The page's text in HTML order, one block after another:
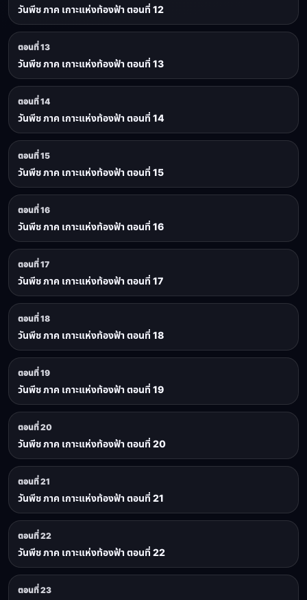
วันพีช ภาค เกาะแห่งท้องฟ้า ตอนที่ 12
ตอนที่ 13
วันพีช ภาค เกาะแห่งท้องฟ้า ตอนที่ 13
ตอนที่ 14
วันพีช ภาค เกาะแห่งท้องฟ้า ตอนที่ 14
ตอนที่ 15
วันพีช ภาค เกาะแห่งท้องฟ้า ตอนที่ 15
ตอนที่ 16
วันพีช ภาค เกาะแห่งท้องฟ้า ตอนที่ 16
ตอนที่ 17
วันพีช ภาค เกาะแห่งท้องฟ้า ตอนที่ 17
ตอนที่ 18
วันพีช ภาค เกาะแห่งท้องฟ้า ตอนที่ 18
ตอนที่ 19
วันพีช ภาค เกาะแห่งท้องฟ้า ตอนที่ 19
ตอนที่ 20
วันพีช ภาค เกาะแห่งท้องฟ้า ตอนที่ 20
ตอนที่ 21
วันพีช ภาค เกาะแห่งท้องฟ้า ตอนที่ 21
ตอนที่ 22
วันพีช ภาค เกาะแห่งท้องฟ้า ตอนที่ 22
ตอนที่ 23